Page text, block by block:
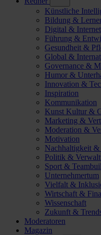
Künstliche
Bildung &
Digital & Internet
Führung &
Gesundheit &
Global &
Governance &
Humor &
Innovation &
Inspiration
Kommunikation
Kunst Kultur &
Marketing &
Moderation &
Motivation
Nachhaltigkeit
Politik &
Sport &
Unternehmertum
Vielfalt &
Wirtschaft &
Wissenschaft
Zukunft &
Moderatoren
Magazin